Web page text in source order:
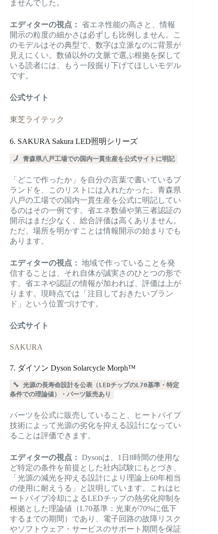
ませんでした。
エディターの視点： 省エネ性能の高さと、情報
開示の粒度の細かさは必ずしも比例しません。こ
のモデルはその典型で、数字は立派なのに背景が
見えにくい。数値以外の文脈で選ぶ根拠を探して
いる読者には、もう一段掘り下げてほしいモデル
です。
公式サイト
東芝ライテック
6. SAKURA Sakura LED照明シリーズ
🗾 青森県八戸工場での国内一貫生産を公式サイトに明記
「どこで作ったか」を自分の言葉で書いているブ
ランドを、このリストには入れたかった。青森県
八戸の工場での国内一貫生産を公式に明記してい
るのはその一例です。省エネ数値や第三者認証の
開示はまだ少なく、総合評価は高くありません。
ただ、場所を明かすことは情報開示の始まりでも
あります。
エディターの視点： 地域で作っていることを発
信することは、それ自体が誠実さのひとつの形で
す。省エネや認証の情報が加われば、評価は上が
ります。現時点では「注目しておきたいブラン
ド」という位置づけです。
公式サイト
SAKURA
7. ダイソン Dyson Solarcycle Morph™
🔧 光源の長寿命設計を公表（LEDチップのL70基準・特定
条件での理論値）・パーツ販売あり
パーツを公式に販売していること、ヒートパイプ
技術によって光源の劣化を抑える設計になってい
ることは評価できます。
エディターの視点： Dysonは、1日8時間の使用な
ど特定の条件を前提とした社内試験にもとづき、
「光源の減光を抑える設計により理論上60年相当
の使用に耐えうる」と説明しています。これはヒ
ートパイプ冷却によるLEDチップの熱劣化抑制を
根拠とした理論値（L70基準：光束が70%に低下
するまでの期間）であり、電子回路の故障リスク
やソフトウェア・サービスのサポート期間を保証